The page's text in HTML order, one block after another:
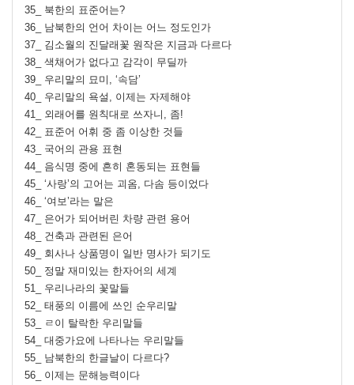
35_ 북한의 표준어는?
36_ 남북한의 언어 차이는 어느 정도인가
37_ 김소월의 진달래꽃 원작은 지금과 다르다
38_ 색채어가 없다고 감각이 무딜까
39_ 우리말의 묘미, ‘속담’
40_ 우리말의 욕설, 이제는 자제해야
41_ 외래어를 원칙대로 쓰자니, 좀!
42_ 표준어 어휘 중 좀 이상한 것들
43_ 국어의 관용 표현
44_ 음식명 중에 흔히 혼동되는 표현들
45_ ‘사랑’의 고어는 괴옴, 다솜 등이었다
46_ ‘여보’라는 말은
47_ 은어가 되어버린 차량 관련 용어
48_ 건축과 관련된 은어
49_ 회사나 상품명이 일반 명사가 되기도
50_ 정말 재미있는 한자어의 세계
51_ 우리나라의 꽃말들
52_ 태풍의 이름에 쓰인 순우리말
53_ ㄹ이 탈락한 우리말들
54_ 대중가요에 나타나는 우리말들
55_ 남북한의 한글날이 다르다?
56_ 이제는 문해능력이다